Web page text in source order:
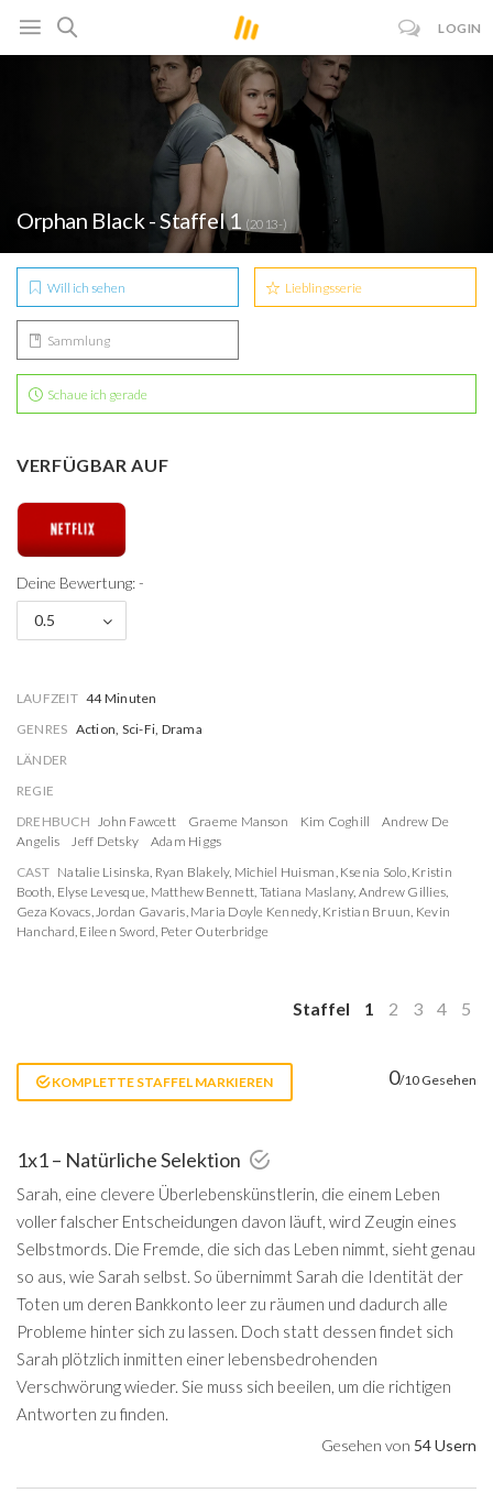
LOGIN
Orphan Black - Staffel 1 (2013-)
Will ich sehen Lieblingsserie
Sammlung
Schaue ich gerade
VERFÜGBAR AUF
Deine Bewertung: -
0.5
LAUFZEIT 44 Minuten
GENRES Action, Sci-Fi, Drama
LÄNDER
REGIE
DREHBUCH John Fawcett Graeme Manson Kim Coghill
Andrew De
Angelis
Jeff Detsky
Adam Higgs
CAST Natalie Lisinska, Ryan Blakely, Michiel Huisman, Ksenia Solo, Kristin
Booth, Elyse Levesque, Matthew Bennett, Tatiana Maslany, Andrew Gillies,
Geza Kovacs,Jordan Gavaris, Maria Doyle Kennedy, Kristian Bruun, Kevin
Hanchard, Eileen Sword, Peter Outerbridge
Staffel 1 2 3 4 5
KOMPLETTE STAFFEL MARKIEREN 0/10 Gesehen
1x1 – Natürliche Selektion
Sarah, eine clevere Überlebenskünstlerin, die einem Leben
voller falscher Entscheidungen davon läuft, wird Zeugin eines
Selbstmords. Die Fremde, die sich das Leben nimmt, sieht genau
so aus, wie Sarah selbst. So übernimmt Sarah die Identität der
Toten um deren Bankkonto leer zu räumen und dadurch alle
Probleme hinter sich zu lassen. Doch statt dessen findet sich
Sarah plötzlich inmitten einer lebensbedrohenden
Verschwörung wieder. Sie muss sich beeilen, um die richtigen
Antworten zu finden.
Gesehen von 54 Usern